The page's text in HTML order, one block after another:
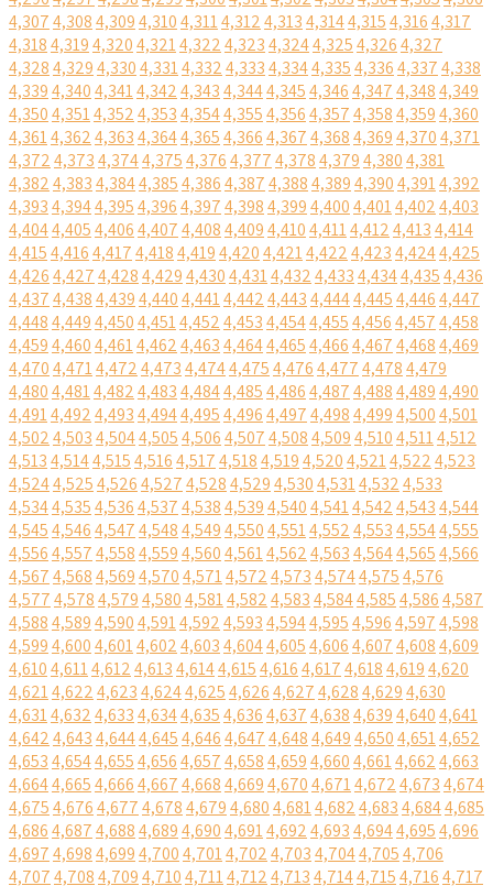
4,3074,3084,3094,3104,3114,3124,3134,3144,3154,3164,317
4,3184,3194,3204,3214,3224,3234,3244,3254,3264,327
4,3284,3294,3304,3314,3324,3334,3344,3354,3364,3374,338
4,3394,3404,3414,3424,3434,3444,3454,3464,3474,3484,349
4,3504,3514,3524,3534,3544,3554,3564,3574,3584,3594,360
4,3614,3624,3634,3644,3654,3664,3674,3684,3694,3704,371
4,3724,3734,3744,3754,3764,3774,3784,3794,3804,381
4,3824,3834,3844,3854,3864,3874,3884,3894,3904,3914,392
4,3934,3944,3954,3964,3974,3984,3994,4004,4014,4024,403
4,4044,4054,4064,4074,4084,4094,4104,4114,4124,4134,414
4,4154,4164,4174,4184,4194,4204,4214,4224,4234,4244,425
4,4264,4274,4284,4294,4304,4314,4324,4334,4344,4354,436
4,4374,4384,4394,4404,4414,4424,4434,4444,4454,4464,447
4,4484,4494,4504,4514,4524,4534,4544,4554,4564,4574,458
4,4594,4604,4614,4624,4634,4644,4654,4664,4674,4684,469
4,4704,4714,4724,4734,4744,4754,4764,4774,4784,479
4,4804,4814,4824,4834,4844,4854,4864,4874,4884,4894,490
4,4914,4924,4934,4944,4954,4964,4974,4984,4994,5004,501
4,5024,5034,5044,5054,5064,5074,5084,5094,5104,5114,512
4,5134,5144,5154,5164,5174,5184,5194,5204,5214,5224,523
4,5244,5254,5264,5274,5284,5294,5304,5314,5324,533
4,5344,5354,5364,5374,5384,5394,5404,5414,5424,5434,544
4,5454,5464,5474,5484,5494,5504,5514,5524,5534,5544,555
4,5564,5574,5584,5594,5604,5614,5624,5634,5644,5654,566
4,5674,5684,5694,5704,5714,5724,5734,5744,5754,576
4,5774,5784,5794,5804,5814,5824,5834,5844,5854,5864,587
4,5884,5894,5904,5914,5924,5934,5944,5954,5964,5974,598
4,5994,6004,6014,6024,6034,6044,6054,6064,6074,6084,609
4,6104,6114,6124,6134,6144,6154,6164,6174,6184,6194,620
4,6214,6224,6234,6244,6254,6264,6274,6284,6294,630
4,6314,6324,6334,6344,6354,6364,6374,6384,6394,6404,641
4,6424,6434,6444,6454,6464,6474,6484,6494,6504,6514,652
4,6534,6544,6554,6564,6574,6584,6594,6604,6614,6624,663
4,6644,6654,6664,6674,6684,6694,6704,6714,6724,6734,674
4,6754,6764,6774,6784,6794,6804,6814,6824,6834,6844,685
4,6864,6874,6884,6894,6904,6914,6924,6934,6944,6954,696
4,6974,6984,6994,7004,7014,7024,7034,7044,7054,706
4,7074,7084,7094,7104,7114,7124,7134,7144,7154,7164,717